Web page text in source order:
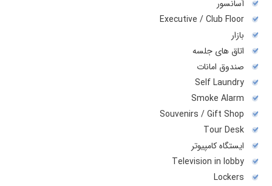
آسانسور
Executive / Club Floor
بازار
اتاق های جلسه
صندوق امانات
Self Laundry
Smoke Alarm
Souvenirs / Gift Shop
Tour Desk
ایستگاه کامپیوتر
Television in lobby
Lockers